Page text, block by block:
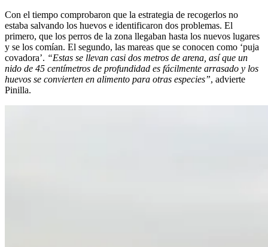
Con el tiempo comprobaron que la estrategia de recogerlos no
estaba salvando los huevos e identificaron dos problemas. El
primero, que los perros de la zona llegaban hasta los nuevos lugares
y se los comían. El segundo, las mareas que se conocen como ‘puja
covadora’. “Estas se llevan casi dos metros de arena, así que un
nido de 45 centímetros de profundidad es fácilmente arrasado y los
huevos se convierten en alimento para otras especies”, advierte
Pinilla.